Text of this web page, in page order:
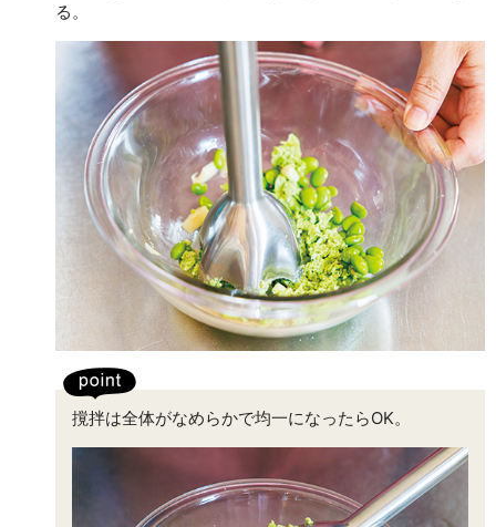
る。
撹拌は全体がなめらかで均一になったらOK。